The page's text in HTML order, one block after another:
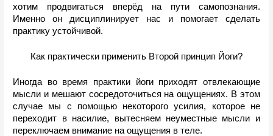
хотим продвигаться вперёд на пути самопознания.
Именно он дисциплинирует нас и помогает сделать
практику устойчивой.
Как практически применить Второй принцип Йоги?
Иногда во время практики йоги приходят отвлекающие
мысли и мешают сосредоточиться на ощущениях. В этом
случае мы с помощью некоторого усилия, которое не
переходит в насилие, вытесняем неуместные мысли и
переключаем внимание на ощущения в теле.